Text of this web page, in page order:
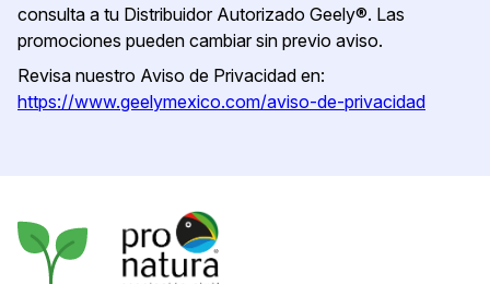
consulta a tu Distribuidor Autorizado Geely®. Las
promociones pueden cambiar sin previo aviso.
Revisa nuestro Aviso de Privacidad en:
https://www.geelymexico.com/aviso-de-privacidad